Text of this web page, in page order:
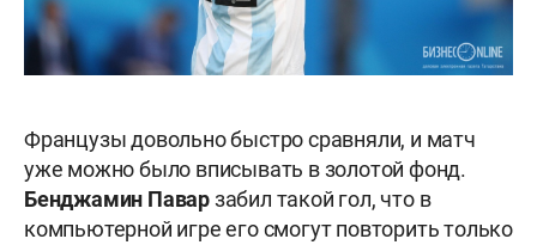
Французы довольно быстро сравняли, и матч
уже можно было вписывать в золотой фонд.
Бенджамин Паварзабил такой гол, что в
компьютерной игре его смогут повторить только